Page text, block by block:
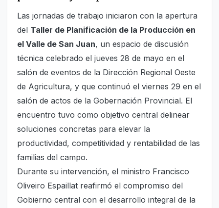
Las jornadas de trabajo iniciaron con la apertura
del Taller de Planificación de la Producción en
el Valle de San Juan, un espacio de discusión
técnica celebrado el jueves 28 de mayo en el
salón de eventos de la Dirección Regional Oeste
de Agricultura, y que continuó el viernes 29 en el
salón de actos de la Gobernación Provincial. El
encuentro tuvo como objetivo central delinear
soluciones concretas para elevar la
productividad, competitividad y rentabilidad de las
familias del campo.
Durante su intervención, el ministro Francisco
Oliveiro Espaillat reafirmó el compromiso del
Gobierno central con el desarrollo integral de la